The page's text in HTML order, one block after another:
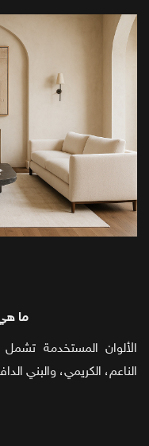
ما
الألوان المستخدمة تشمل
الناعم، الكريمي، والبني